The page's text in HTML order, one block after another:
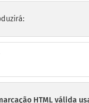
HTML válida